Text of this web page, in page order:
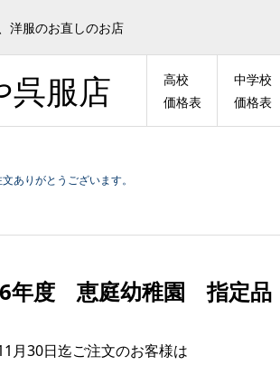
洋服のお直しのお店
呉服店
高校
価格表
中学校
価格表
りがとうございます。
年度 恵庭幼稚園 指定品
月30日迄ご注文のお客様は